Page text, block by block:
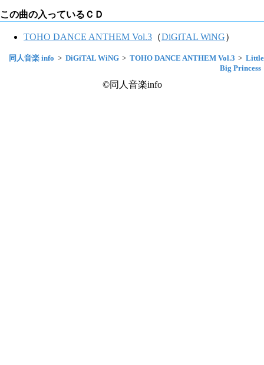
この曲の入っているＣＤ
TOHO DANCE ANTHEM Vol.3 （DiGiTAL WiNG）
同人音楽 info DiGiTAL WiNG TOHO DANCE ANTHEM Vol.3
Little
Big Princess
©同人音楽info